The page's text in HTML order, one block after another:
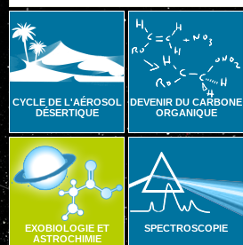
CYCLE DE L'AÉROSOL
DÉSERTIQUE
DEVENIR DU CARBONE
ORGANIQUE
EXOBIOLOGIE ET
ASTROCHIMIE
SPECTROSCOPIE